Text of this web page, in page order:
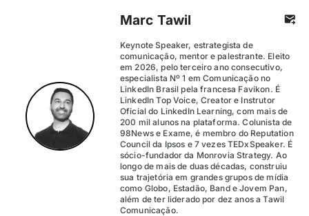
Marc Tawil
Keynote Speaker, estrategista de
comunicação, mentor e palestrante. Eleito
em 2026, pelo terceiro ano consecutivo,
especialista Nº 1 em Comunicação no
LinkedIn Brasil pela francesa Favikon. É
LinkedIn Top Voice, Creator e Instrutor
Oficial do LinkedIn Learning, com mais de
200 mil alunos na plataforma. Colunista de
98News e Exame, é membro do Reputation
Council da Ipsos e 7 vezes TEDxSpeaker. É
sócio-fundador da Monrovia Strategy. Ao
longo de mais de duas décadas, construiu
sua trajetória em grandes grupos de mídia
como Globo, Estadão, Band e Jovem Pan,
além de ter liderado por dez anos a Tawil
Comunicação.